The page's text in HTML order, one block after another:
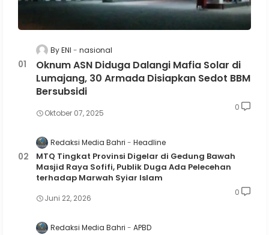
By ENI nasional
Oknum ASN Diduga Dalangi Mafia Solar di
Lumajang, 30 Armada Disiapkan Sedot BBM
Bersubsidi
Oktober 07, 2025
0
Redaksi Media Bahri Headline
MTQ Tingkat Provinsi Digelar di Gedung Bawah
Masjid Raya Sofifi, Publik Duga Ada Pelecehan
terhadap Marwah Syiar Islam
Juni 22, 2026
0
Redaksi Media Bahri APBD